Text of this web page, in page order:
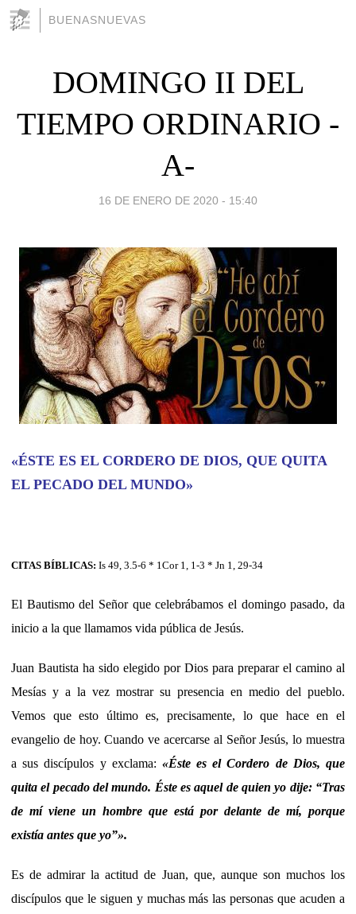
BUENASNUEVAS
DOMINGO II DEL
TIEMPO ORDINARIO -
A-
16 DE ENERO DE 2020 - 15:40
«ÉSTE ES EL CORDERO DE DIOS, QUE QUITA
EL PECADO DEL MUNDO»
CITAS BÍBLICAS: Is 49, 3.5-6 * 1Cor 1, 1-3 * Jn 1, 29-34
El Bautismo del Señor que celebrábamos el domingo pasado, da
inicio a la que llamamos vida pública de Jesús.
Juan Bautista ha sido elegido por Dios para preparar el camino al
Mesías y a la vez mostrar su presencia en medio del pueblo.
Vemos que esto último es, precisamente, lo que hace en el
evangelio de hoy. Cuando ve acercarse al Señor Jesús, lo muestra
a sus discípulos y exclama: «Éste es el Cordero de Dios, que
quita el pecado del mundo. Éste es aquel de quien yo dije: “Tras
de mí viene un hombre que está por delante de mí, porque
existía antes que yo”».
Es de admirar la actitud de Juan, que, aunque son muchos los
discípulos que le siguen y muchas más las personas que acuden a